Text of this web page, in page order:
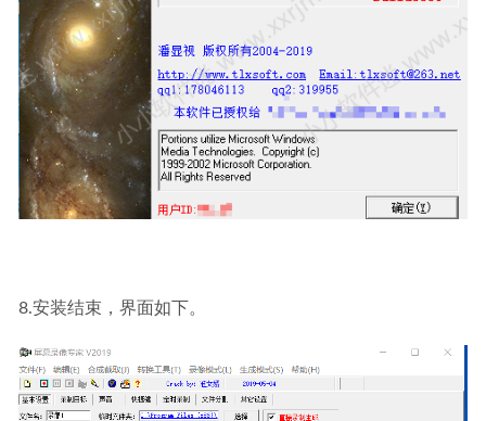
8.安装结束，界面如下。